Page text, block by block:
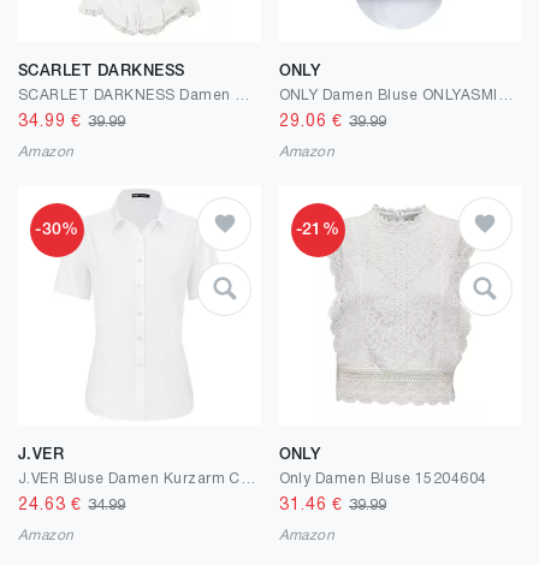
SCARLET DARKNESS
34.99 €39.99
Amazon
ONLY
29.06 € 39.99
Amazon
-30%
J.VER
24.63 €34.99
Amazon
-21%
ONLY
Only Damen Bluse 15204604
31.46 € 39.99
Amazon